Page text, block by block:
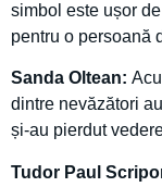
simbol este ușor
pentru o persoană
Sanda Oltean:
dintre nevăzători
și-au pierdut
Tudor Paul